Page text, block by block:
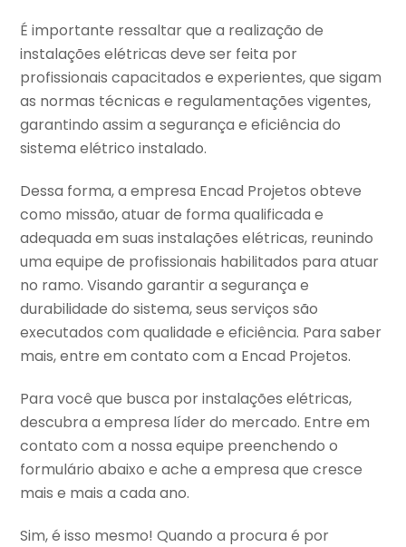
É importante ressaltar que a realização de
instalações elétricas deve ser feita por
profissionais capacitados e experientes, que sigam
as normas técnicas e regulamentações vigentes,
garantindo assim a segurança e eficiência do
sistema elétrico instalado.
Dessa forma, a empresa Encad Projetos obteve
como missão, atuar de forma qualificada e
adequada em suas instalações elétricas, reunindo
uma equipe de profissionais habilitados para atuar
no ramo. Visando garantir a segurança e
durabilidade do sistema, seus serviços são
executados com qualidade e eficiência. Para saber
mais, entre em contato com a Encad Projetos.
Para você que busca por instalações elétricas,
descubra a empresa líder do mercado. Entre em
contato com a nossa equipe preenchendo o
formulário abaixo e ache a empresa que cresce
mais e mais a cada ano.
Sim, é isso mesmo! Quando a procura é por